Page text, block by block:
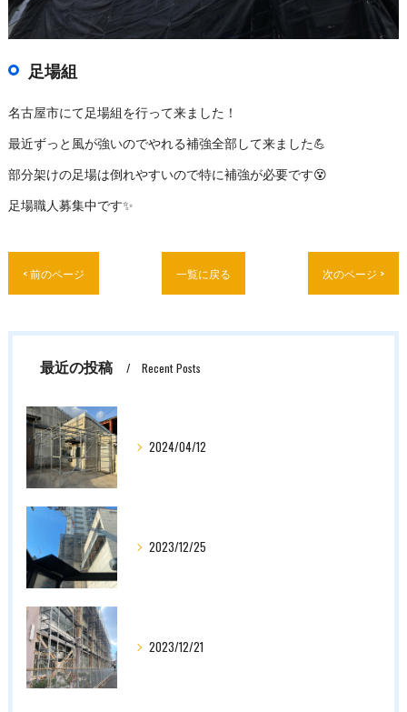
足場組
名古屋市にて足場組を行って来ました！
最近ずっと風が強いのでやれる補強全部して来ました💪
部分架けの足場は倒れやすいので特に補強が必要です😵
足場職人募集中です✨
< 前のページ 一覧に戻る 次のページ >
最近の投稿 Recent Posts
2024/04/12
2023/12/25
2023/12/21